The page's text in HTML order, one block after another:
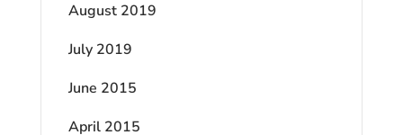
August 2019
July 2019
June 2015
April 2015